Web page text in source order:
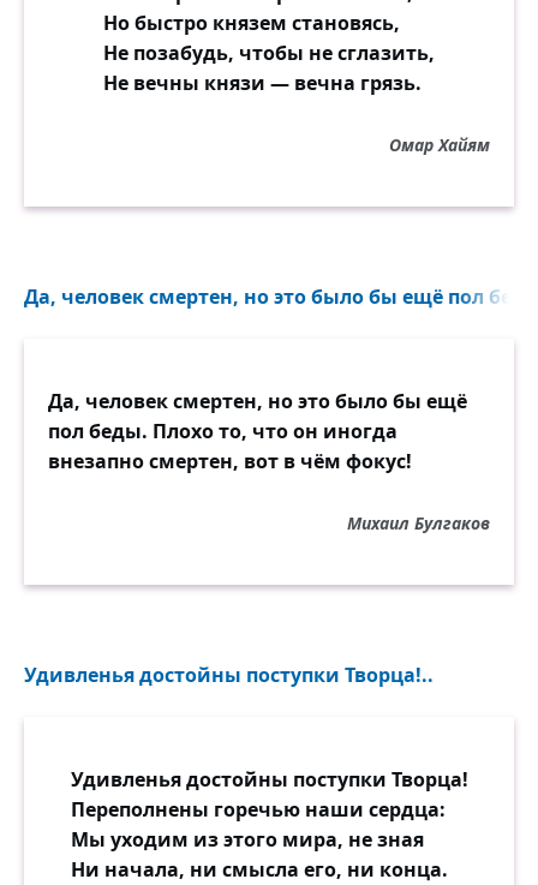
Но быстро князем становясь,
Не позабудь, чтобы не сглазить,
Не вечны князи — вечна грязь.
Омар Хайям
Да, человек смертен, но это было бы ещё пол
Да, человек смертен, но это было бы ещё
пол беды. Плохо то, что он иногда
внезапно смертен, вот в чём фокус!
Михаил Булгаков
Удивленья достойны поступки Творца!..
Удивленья достойны поступки Творца!
Переполнены горечью наши сердца:
Мы уходим из этого мира, не зная
Ни начала, ни смысла его, ни конца.